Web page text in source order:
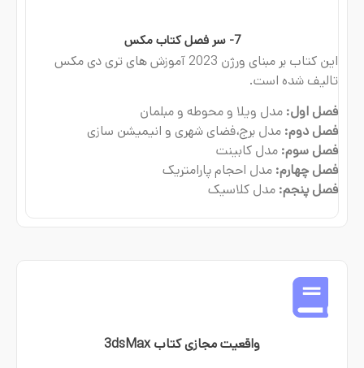
7- سر فصل کتاب مکس
این کتاب بر مبنای ورژن 2023 آموزش های تری دی مکس
تالیف شده است.
فصل اول: مدل ویلا و محوطه و مبلمان
فصل دوم: مدل برج،فضای شهری و انیمیشن سازی
فصل سوم: مدل کابینت
فصل چهارم: مدل احجام پارامتریک
فصل پنجم: مدل کلاسیک
واقعیت مجازی کتاب 3dsMax